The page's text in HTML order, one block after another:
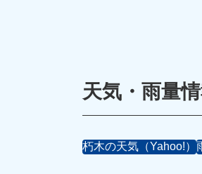
天気・雨量
朽木の天気（Yahoo!）